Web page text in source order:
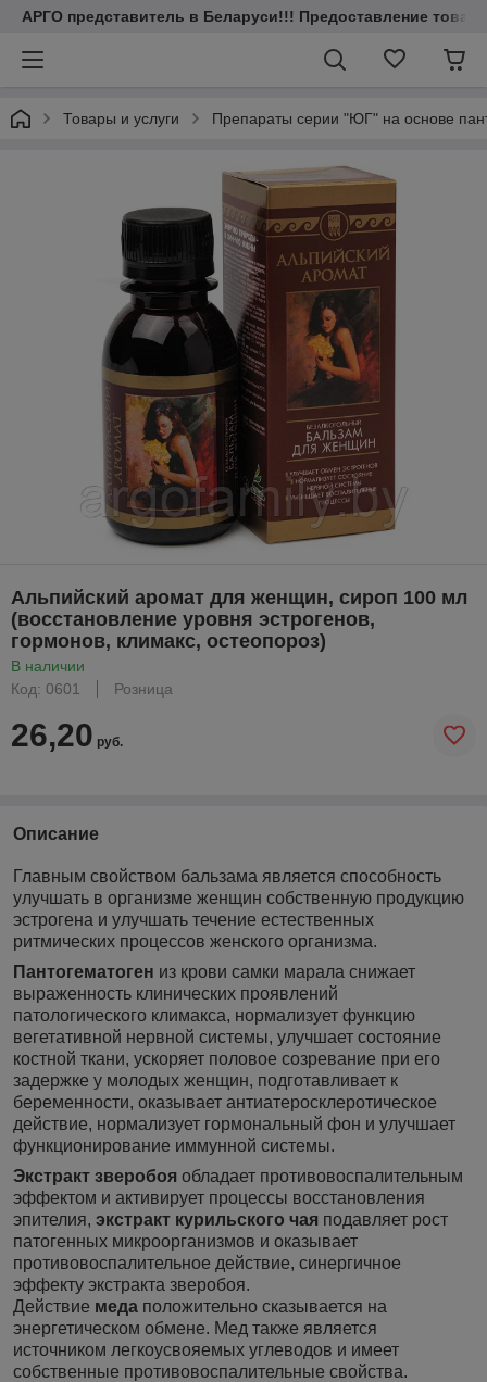
АРГО представитель в Беларуси!!! Предоставление
Товары и услуги Препараты серии "ЮГ" на основе
Альпийский аромат для женщин, сироп 100 мл
(восстановление уровня эстрогенов,
гормонов, климакс, остеопороз)
В наличии
Код: 0601
Розница
26,20 руб.
Описание
Главным свойством бальзама является способность
улучшать в организме женщин собственную продукцию
эстрогена и улучшать течение естественных
ритмических процессов женского организма.
Пантогематоген из крови самки марала снижает
выраженность клинических проявлений
патологического климакса, нормализует функцию
вегетативной нервной системы, улучшает состояние
костной ткани, ускоряет половое созревание при его
задержке у молодых женщин, подготавливает к
беременности, оказывает антиатеросклеротическое
действие, нормализует гормональный фон и улучшает
функционирование иммунной системы.
Экстракт зверобоя обладает противовоспалительным
эффектом и активирует процессы восстановления
эпителия, экстракт курильского чая подавляет рост
патогенных микроорганизмов и оказывает
противовоспалительное действие, синергичное
эффекту экстракта зверобоя.
Действие меда положительно сказывается на
энергетическом обмене. Мед также является
источником легкоусвояемых углеводов и имеет
собственные противовоспалительные свойства.